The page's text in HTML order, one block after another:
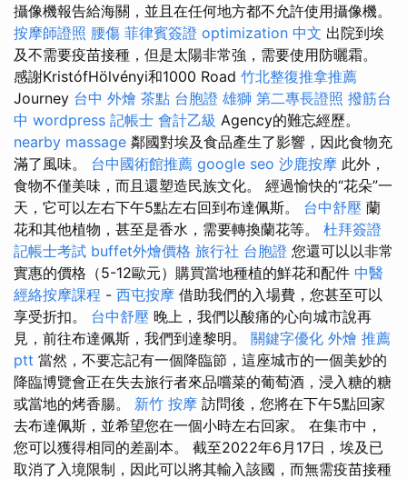
攝像機報告給海關，並且在任何地方都不允許使用攝像機。
按摩師證照 腰傷 菲律賓簽證 optimization 中文 出院到埃
及不需要疫苗接種，但是太陽非常強，需要使用防曬霜。
感謝KristófHölvényi和1000 Road 竹北整復推拿推薦
Journey 台中 外燴 茶點 台胞證 雄獅 第二專長證照 撥筋台
中 wordpress 記帳士 會計乙級 Agency的難忘經歷。
nearby massage 鄰國對埃及食品產生了影響，因此食物充
滿了風味。 台中國術館推薦 google seo 沙鹿按摩 此外，
食物不僅美味，而且還塑造民族文化。 經過愉快的“花朵”一
天，它可以左右下午5點左右回到布達佩斯。 台中舒壓 蘭
花和其他植物，甚至是香水，需要轉換蘭花等。 杜拜簽證
記帳士考試 buffet外燴價格 旅行社 台胞證 您還可以以非常
實惠的價格（5-12歐元）購買當地種植的鮮花和配件 中醫
經絡按摩課程 - 西屯按摩 借助我們的入場費，您甚至可以
享受折扣。 台中舒壓 晚上，我們以酸痛的心向城市說再
見，前往布達佩斯，我們到達黎明。 關鍵字優化 外燴 推薦
ptt 當然，不要忘記有一個降臨節，這座城市的一個美妙的
降臨博覽會正在失去旅行者來品嚐菜的葡萄酒，浸入糖的糖
或當地的烤香腸。 新竹 按摩 訪問後，您將在下午5點回家
去布達佩斯，並希望您在一個小時左右回家。 在集市中，
您可以獲得相同的差副本。 截至2022年6月17日，埃及已
取消了入境限制，因此可以將其輸入該國，而無需疫苗接種